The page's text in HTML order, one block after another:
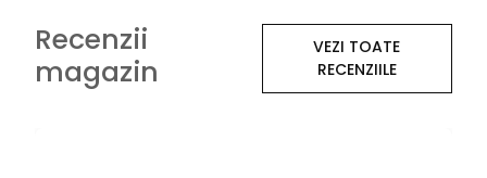
Recenzii
magazin
VEZI TOATE
RECENZIILE